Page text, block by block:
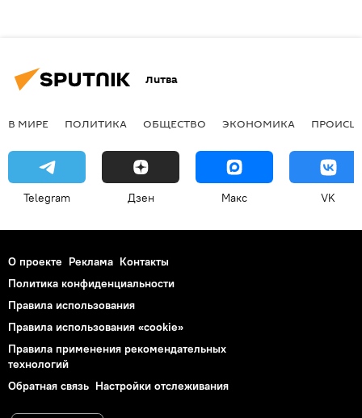
Литва
В МИРЕ ПОЛИТИКА ОБЩЕСТВО ЭКОНОМИКА
Telegram Дзен Макс VK
О проекте Реклама Контакты
Политика конфиденциальности
Правила использования
Правила использования «cookie»
Правила применения рекомендательных
технологий
Обратная связь Настройки отслеживания